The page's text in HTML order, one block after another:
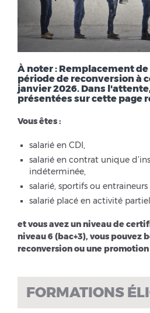
À noter : Remplacement de
période de reconversion à
janvier 2026. Dans
présentées sur cette page
Vous êtes :
salarié en CDI,
salarié en contrat unique
indéterminée,
salarié, sportifs ou
salarié placé en activité
et vous avez un niveau de
niveau 6 (bac+3), vous pouvez
reconversion ou une
FORMATIONS